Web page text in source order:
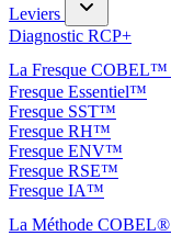
Leviers
Diagnostic RCP+
La Fresque COBEL™
Fresque Essentiel™
Fresque SST™
Fresque RH™
Fresque ENV™
Fresque RSE™
Fresque IA™
La Méthode COBEL®